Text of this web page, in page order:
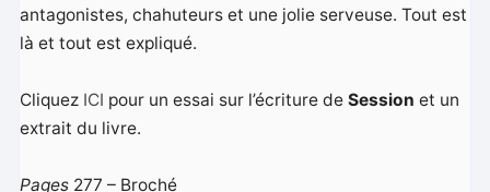
antagonistes, chahuteurs et une jolie serveuse. Tout est
là et tout est expliqué.
Cliquez ICI pour un essai sur l’écriture deSession et un
extrait du livre.
Pages 277 – Broché